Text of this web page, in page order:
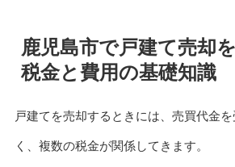
鹿児島市で戸建て売却
税金と費用の基礎知識
戸建てを売却するときには、売買代金
く、複数の税金が関係してきます。